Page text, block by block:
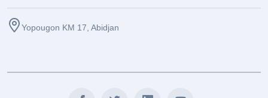
Yopougon KM 17, Abidjan